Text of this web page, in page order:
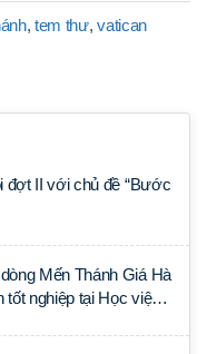
, tem thư,vatican
đợt II với chủ đề “Bước
Mến Thánh Giá Hà
tốt nghiệp tại Học viện